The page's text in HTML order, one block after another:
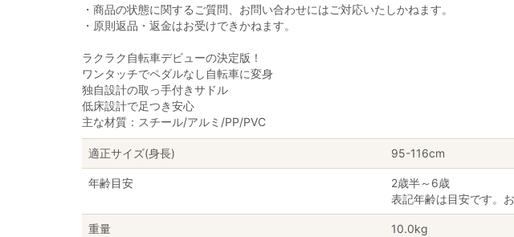
・商品の状態に関するご質問、お問い合わせにはご対応いたしかねます。
・原則返品・返金はお受けできかねます。
ラクラク自転車デビューの決定版！
ワンタッチでペダルなし自転車に変身
独自設計の取っ手付きサドル
低床設計で足つき安心
主な材質：スチール/アルミ/PP/PVC
適正サイズ(身長) 95-116cm
年齢目安
2歳半～6歳
表記年齢は目安です。
重量 10.0kg